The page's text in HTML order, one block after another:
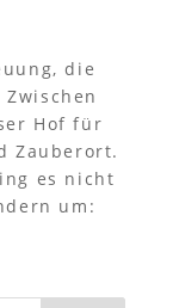
die
Hof für
Zauberort.
es nicht
um: